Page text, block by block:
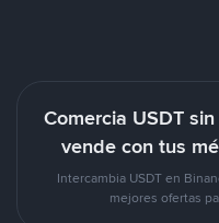
Comercia USDT
vende con tus
Intercambia USDT en
mejores ofertas